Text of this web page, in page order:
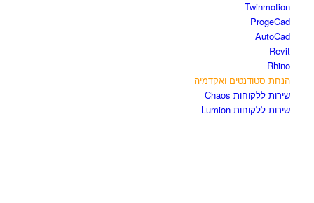
Twinmotion
ProgeCad
AutoCad
Revit
Rhino
הנחת סטודנטים ואקדמיה
שירות ללקוחות Chaos
שירות ללקוחות Lumion